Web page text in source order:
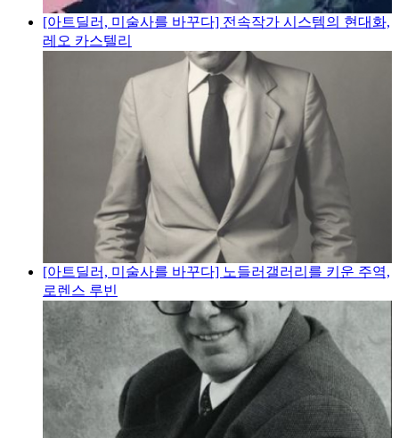
[아트딜러, 미술사를 바꾸다] 전속작가 시스템의 현대화,
레오 카스텔리
[아트딜러, 미술사를 바꾸다] 노들러갤러리를 키운 주역,
로렌스 루빈